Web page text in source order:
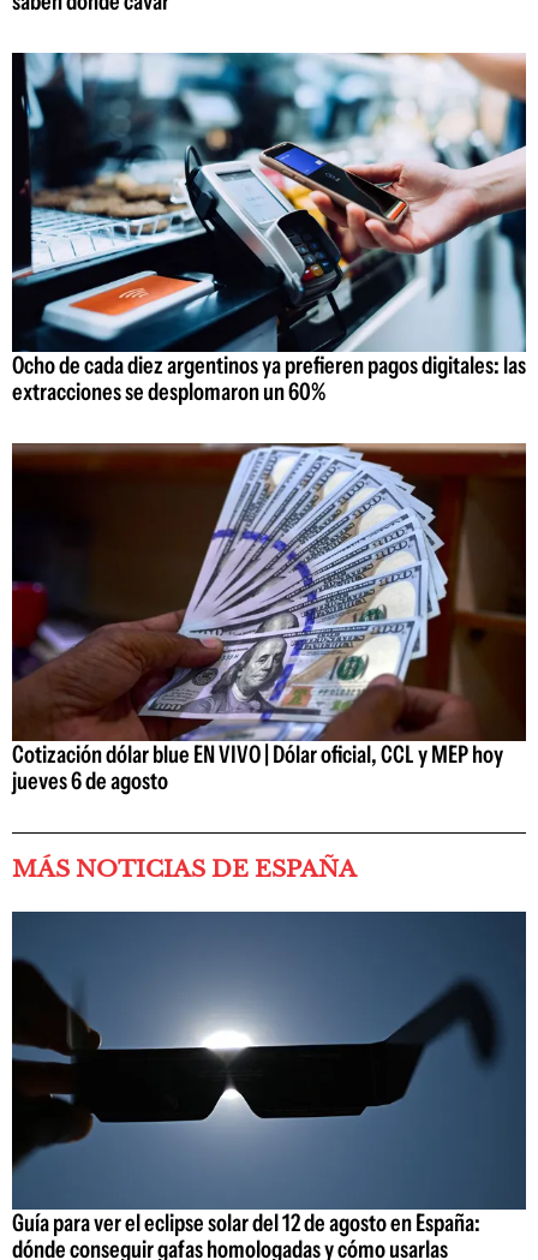
Ocho de cada diez argentinos ya prefieren pagos digitales: las
extracciones se desplomaron un 60%
Cotización dólar blue EN VIVO | Dólar oficial, CCL y MEP hoy
jueves 6 de agosto
MÁS NOTICIAS DE ESPAÑA
Guía para ver el eclipse solar del 12 de agosto en España:
dónde conseguir gafas homologadas y cómo usarlas